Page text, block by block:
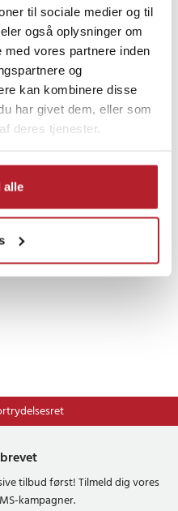
til sociale medier og til
også oplysninger om
vores partnere inden
og
kan kombinere disse
har givet dem, eller som
deres tjenester.
alle
tilbud
50-99 Kronor
tilbud først! Tilmeld dig vores
kampagner.